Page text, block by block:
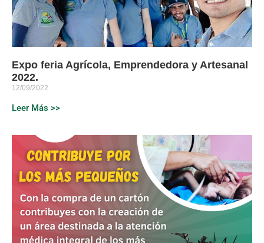
Expo feria Agrícola, Emprendedora y Artesanal
2022.
12/09/2022
Leer Más >>